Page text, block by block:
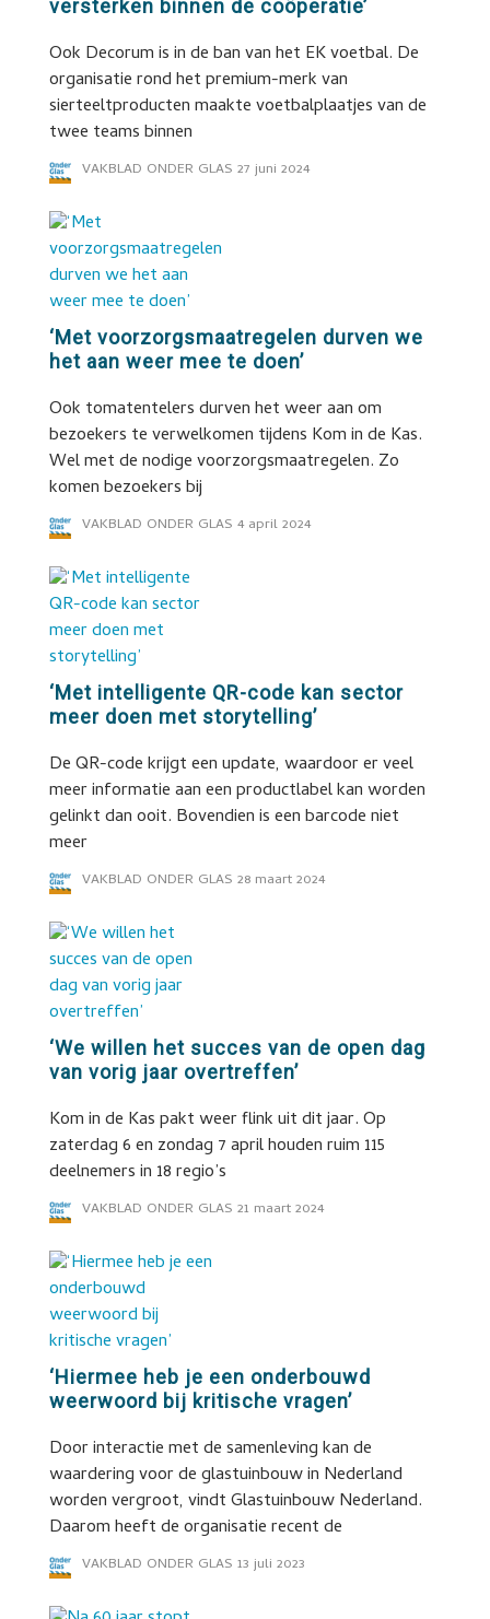
versterken binnen de coöperatie’
Ook Decorum is in de ban van het EK voetbal. De
organisatie rond het premium-merk van
sierteeltproducten maakte voetbalplaatjes van de
twee teams binnen
VAKBLAD ONDER GLAS 27 juni 2024
‘Met voorzorgsmaatregelen durven we
het aan weer mee te doen’
Ook tomatentelers durven het weer aan om
bezoekers te verwelkomen tijdens Kom in de Kas.
Wel met de nodige voorzorgsmaatregelen. Zo
komen bezoekers bij
VAKBLAD ONDER GLAS 4 april 2024
‘Met intelligente QR-code kan sector
meer doen met storytelling’
De QR-code krijgt een update, waardoor er veel
meer informatie aan een productlabel kan worden
gelinkt dan ooit. Bovendien is een barcode niet
meer
VAKBLAD ONDER GLAS 28 maart 2024
‘We willen het succes van de open dag
van vorig jaar overtreffen’
Kom in de Kas pakt weer flink uit dit jaar. Op
zaterdag 6 en zondag 7 april houden ruim 115
deelnemers in 18 regio’s
VAKBLAD ONDER GLAS 21 maart 2024
‘Hiermee heb je een onderbouwd
weerwoord bij kritische vragen’
Door interactie met de samenleving kan de
waardering voor de glastuinbouw in Nederland
worden vergroot, vindt Glastuinbouw Nederland.
Daarom heeft de organisatie recent de
VAKBLAD ONDER GLAS 13 juli 2023